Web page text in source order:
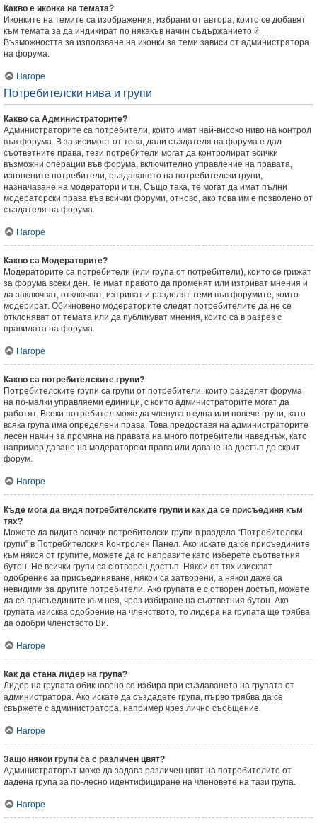
Какво е иконка на темата?
Иконките на темите са изображения, избрани от автора, които се добавят
към темата за да индикират по някакъв начин съдържанието й.
Възможността за използване на иконки за теми зависи от администратора
на форума.
Нагоре
Потребителски нива и групи
Какво са Администраторите?
Администраторите са потребители, които имат най-високо ниво на контрол
във форума. В зависимост от това, дали създателя на форума е дал
съответните права, тези потребители могат да контролират всички
възможни операции във форума, включително управление на правата,
изгонените потребители, създаването на потребителски групи,
назначаване на модератори и т.н. Също така, те могат да имат пълни
модераторски права във всички форуми, отново, ако това им е позволено от
създателя на форума.
Нагоре
Какво са Модераторите?
Модераторите са потребители (или група от потребители), които се грижат
за форума всеки ден. Те имат правото да променят или изтриват мнения и
да заключват, отключват, изтриват и разделят теми във форумите, които
модерират. Обикновено модераторите следят потребителите да не се
отклоняват от темата или да публикуват мнения, които са в разрез с
правилата на форума.
Нагоре
Какво са потребителските групи?
Потребителските групи са групи от потребители, които разделят форума
на по-малки управляеми единици, с които администраторите могат да
работят. Всеки потребител може да членува в една или повече групи, като
всяка група има определени права. Това предоставя на администраторите
лесен начин за промяна на правата на много потребители наведнъж, като
например даване на модераторски права или даване на достъп до скрит
форум.
Нагоре
Къде мога да видя потребителските групи и как да се присъединя към
тях?
Можете да видите всички потребителски групи в раздела “Потребителски
групи” в Потребителския Контролен Панел. Ако искате да се присъедините
към някоя от групите, можете да го направите като изберете съответния
бутон. Не всички групи са с отворен достъп. Някои от тях изискват
одобрение за присъединяване, някои са затворени, а някои даже са
невидими за другите потребители. Ако групата е с отворен достъп, можете
да се присъедините към нея, чрез избиране на съответния бутон. Ако
групата изисква одобрение на членството, то лидера на групата ще трябва
да одобри членството Ви.
Нагоре
Как да стана лидер на група?
Лидер на групата обикновено се избира при създаването на групата от
администратора. Ако искате да създадете група, първо трябва да се
свържете с администратора, например чрез лично съобщение.
Нагоре
Защо някои групи са с различен цвят?
Администраторът може да задава различен цвят на потребителите от
дадена група за по-лесно идентифициране на членовете на тази група.
Нагоре